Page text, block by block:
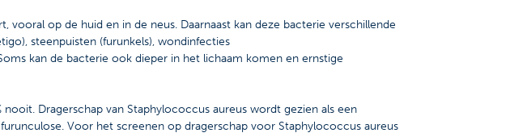
op de huid en in de neus. Daarnaast kan deze bacterie verschillende
steenpuisten (furunkels), wondinfecties
kan de bacterie ook dieper in het lichaam komen en ernstige
Dragerschap van Staphylococcus aureus wordt gezien als een
Voor het screenen op dragerschap voor Staphylococcus aureus